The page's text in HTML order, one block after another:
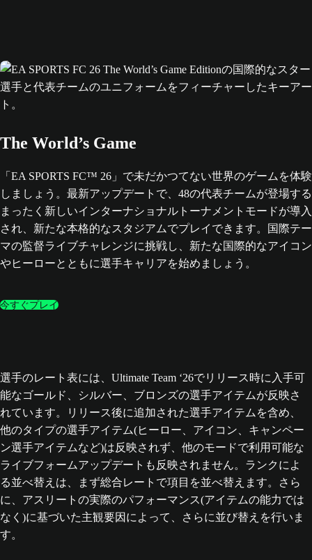
The World’s Game
「EA SPORTS FC™ 26」で未だかつてない世界のゲームを体験
しましょう。最新アップデートで、48の代表チームが登場する
まったく新しいインターナショナルトーナメントモードが導入
され、新たな本格的なスタジアムでプレイできます。国際テー
マの監督ライブチャレンジに挑戦し、新たな国際的なアイコン
やヒーローとともに選手キャリアを始めましょう。
今すぐプレイ
選手のレート表には、Ultimate Team ‘26でリリース時に入手可
能なゴールド、シルバー、ブロンズの選手アイテムが反映さ
れています。リリース後に追加された選手アイテムを含め、
他のタイプの選手アイテム(ヒーロー、アイコン、キャンペー
ン選手アイテムなど)は反映されず、他のモードで利用可能な
ライブフォームアップデートも反映されません。ランクによ
る並べ替えは、まず総合レートで項目を並べ替えます。さら
に、アスリートの実際のパフォーマンス(アイテムの能力では
なく)に基づいた主観要因によって、さらに並び替えを行いま
す。